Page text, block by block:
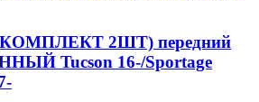
(КОМПЛЕКТ 2ШТ) передний
Tucson 16-/Sportage